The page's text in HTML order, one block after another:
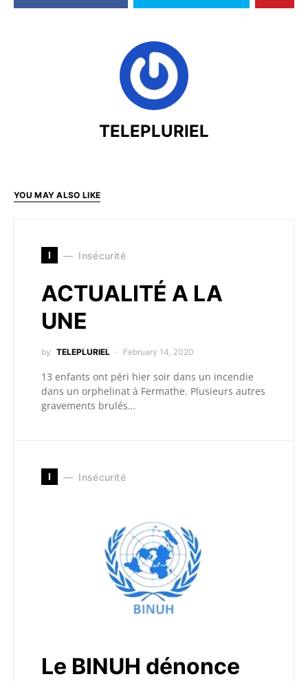
TELEPLURIEL
YOU MAY ALSO LIKE
I Insécurité
ACTUALITÉ A LA
UNE
by TELEPLURIEL February 14, 2020
13 enfants ont péri hier soir dans un incendie
dans un orphelinat à Fermathe. Plusieurs autres
gravements brulés…
I Insécurité
Le BINUH dénonce